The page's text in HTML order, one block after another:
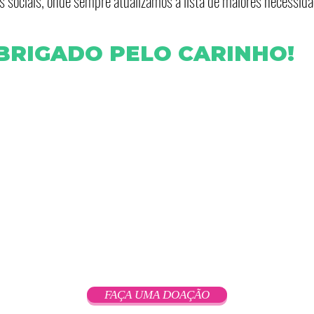
PELO CARINHO!
FAÇA UMA DOAÇÃO